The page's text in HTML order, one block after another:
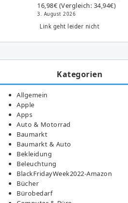
16,98€ (Vergleich: 34,94€)
3. August 2026
Link geht leider nicht
Kategorien
Allgemein
Apple
Apps
Auto & Motorrad
Baumarkt
Baumarkt & Auto
Bekleidung
Beleuchtung
BlackFridayWeek2022-Amazon
Bücher
Bürobedarf